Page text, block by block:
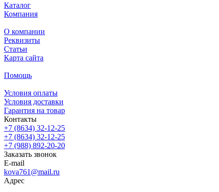
Каталог
Компания
О компании
Реквизиты
Статьи
Карта сайта
Помощь
Условия оплаты
Условия доставки
Гарантия на товар
Контакты
+7 (8634) 32-12-25
+7 (8634) 32-12-25
+7 (988) 892-20-20
Заказать звонок
E-mail
kova761@mail.ru
Адрес